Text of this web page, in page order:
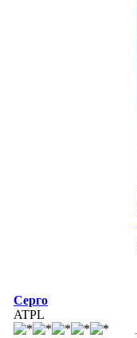
Серго
ATPL